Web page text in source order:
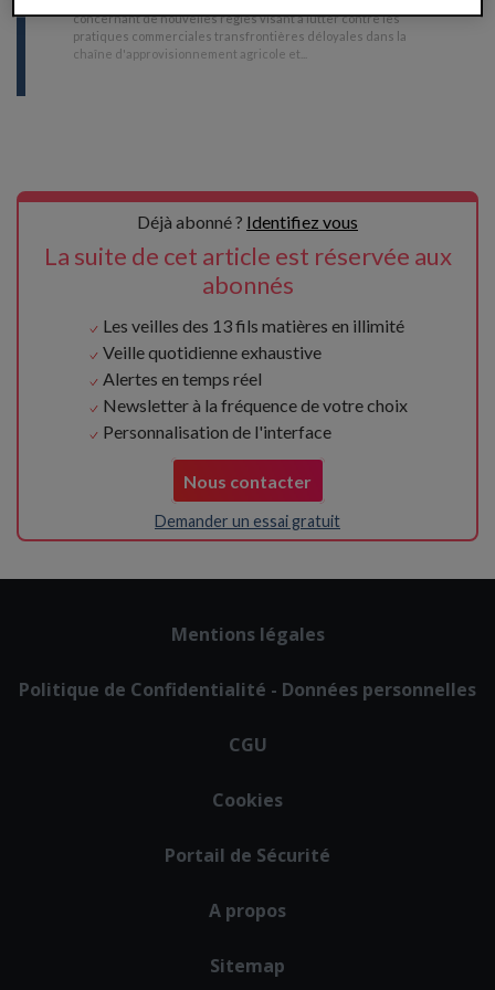
concernant de nouvelles règles visant à lutter contre les
pratiques commerciales transfrontières déloyales dans la
chaîne d'approvisionnement agricole et
Déjà abonné ? Identifiez vous
La suite de cet article est réservée aux
abonnés
Les veilles des 13 fils matières en illimité
Veille quotidienne exhaustive
Alertes en temps réel
Newsletter à la fréquence de votre choix
Personnalisation de l'interface
Nous contacter
Demander un essai gratuit
Mentions légales
Politique de Confidentialité - Données personnelles
CGU
Cookies
Portail de Sécurité
A propos
Sitemap